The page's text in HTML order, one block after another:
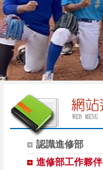
認識進修部
進修部工作夥伴